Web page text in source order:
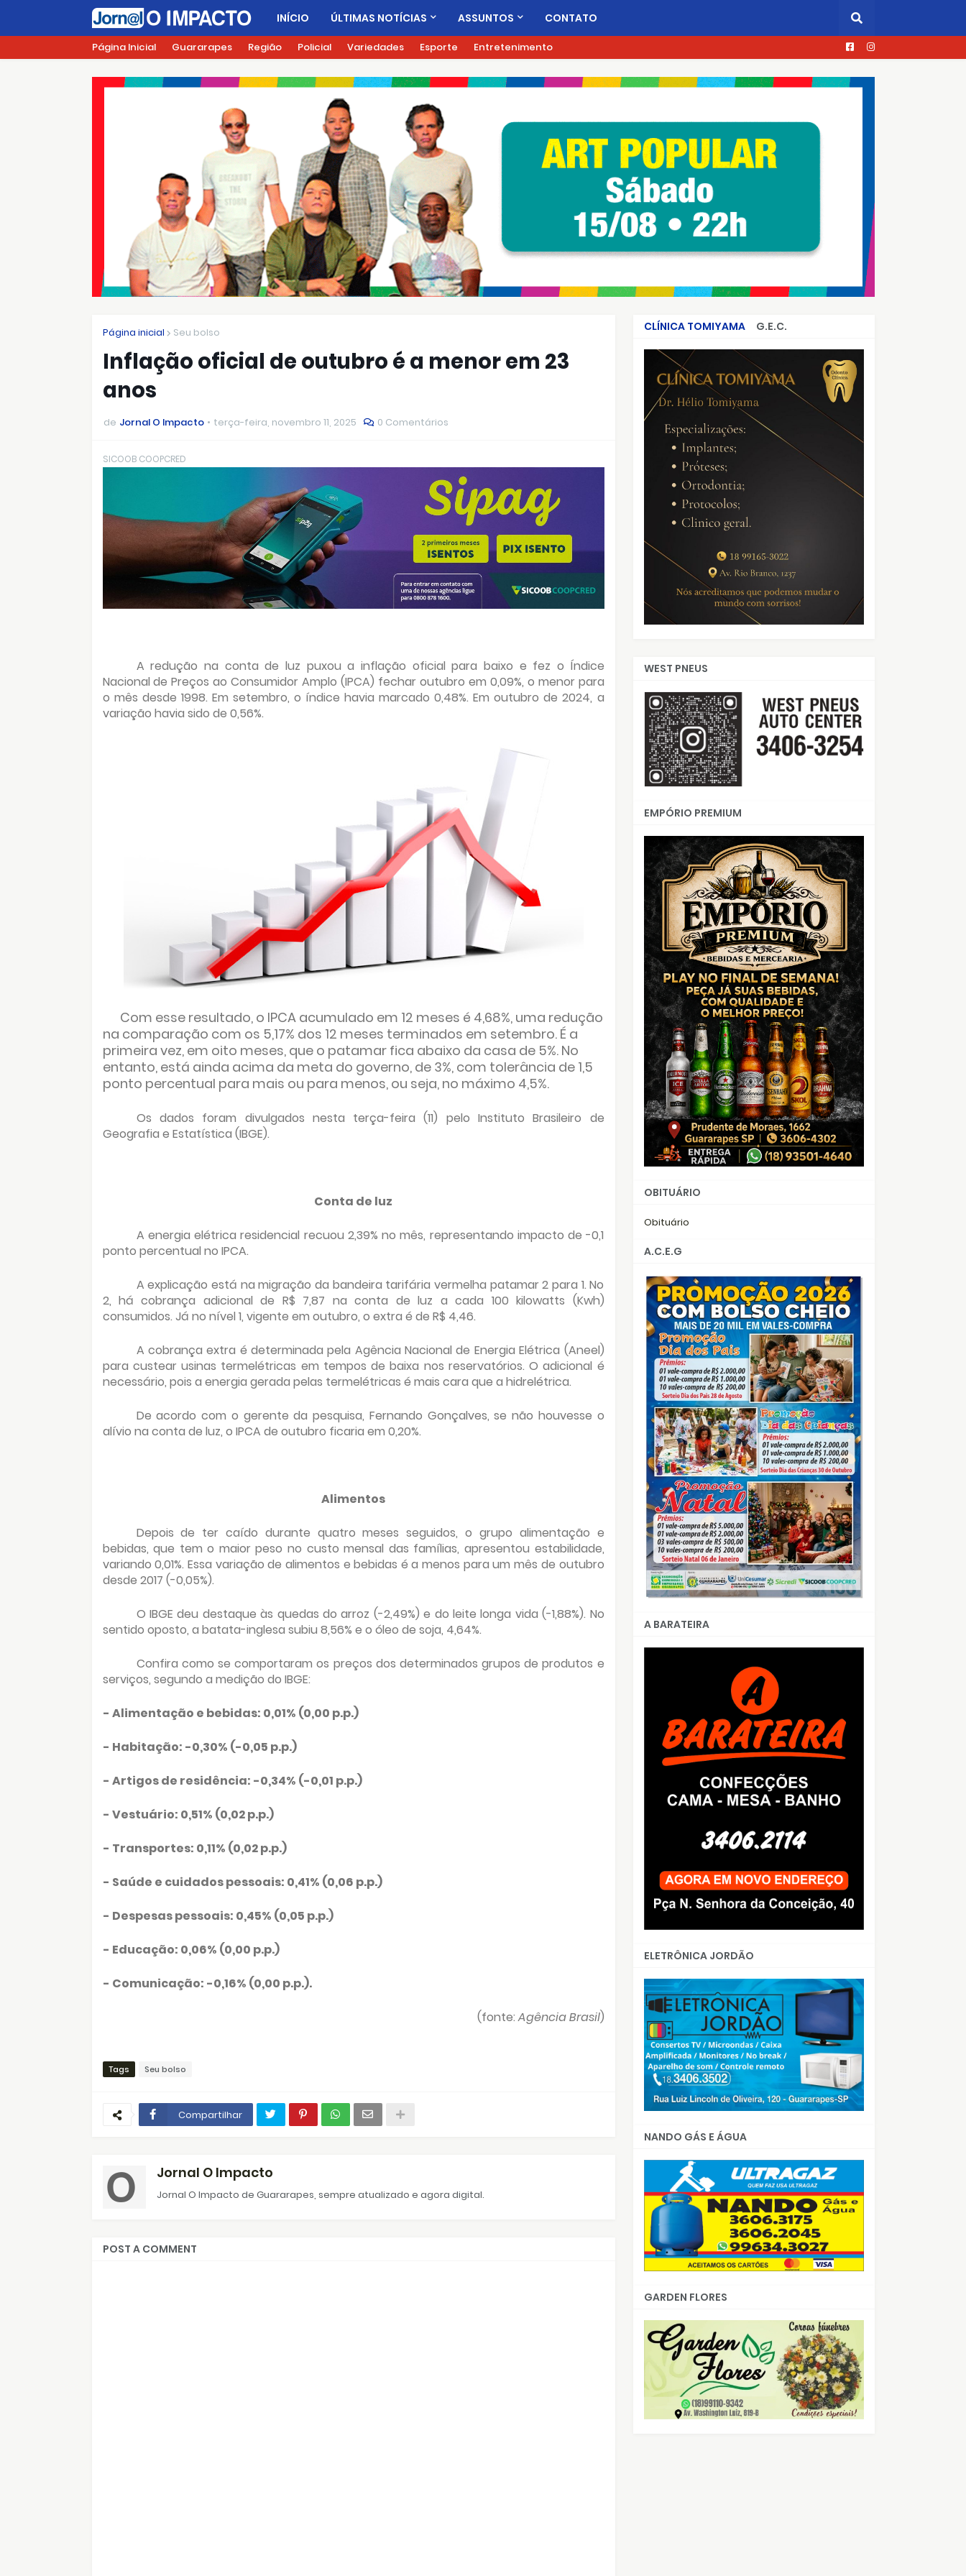
INÍCIO ÚLTIMAS NOTÍCIAS ASSUNTOS CONTATO
Página Inicial Guararapes Região Policial Variedades Esporte Entretenimento
Página inicial Seu bolso
Inflação oficial de outubro é a menor em 23
anos
de Jornal O Impacto terça-feira, novembro 11, 2025 0 Comentários
SICOOB COOPCRED
A redução na conta de luz puxou a inflação oficial para baixo e fez o Índice
Nacional de Preços ao Consumidor Amplo (IPCA) fechar outubro em 0,09%, o menor para
o mês desde 1998. Em setembro, o índice havia marcado 0,48%. Em outubro de 2024, a
variação havia sido de 0,56%.
Com esse resultado, o IPCA acumulado em 12 meses é 4,68%, uma redução
na comparação com os 5,17% dos 12 meses terminados em setembro. É a
primeira vez, em oito meses, que o patamar fica abaixo da casa de 5%. No
entanto, está ainda acima da meta do governo, de 3%, com tolerância de 1,5
ponto percentual para mais ou para menos, ou seja, no máximo 4,5%.
Os dados foram divulgados nesta terça-feira (11) pelo Instituto Brasileiro de
Geografia e Estatística (IBGE).
Conta de luz
A energia elétrica residencial recuou 2,39% no mês, representando impacto de -0,1
ponto percentual no IPCA.
A explicação está na migração da bandeira tarifária vermelha patamar 2 para 1. No
2, há cobrança adicional de R$ 7,87 na conta de luz a cada 100 kilowatts (Kwh)
consumidos. Já no nível 1, vigente em outubro, o extra é de R$ 4,46.
A cobrança extra é determinada pela Agência Nacional de Energia Elétrica (Aneel)
para custear usinas termelétricas em tempos de baixa nos reservatórios. O adicional é
necessário, pois a energia gerada pelas termelétricas é mais cara que a hidrelétrica.
De acordo com o gerente da pesquisa, Fernando Gonçalves, se não houvesse o
alívio na conta de luz, o IPCA de outubro ficaria em 0,20%.
Alimentos
Depois de ter caído durante quatro meses seguidos, o grupo alimentação e
bebidas, que tem o maior peso no custo mensal das famílias, apresentou estabilidade,
variando 0,01%. Essa variação de alimentos e bebidas é a menos para um mês de outubro
desde 2017 (-0,05%).
O IBGE deu destaque às quedas do arroz (-2,49%) e do leite longa vida (-1,88%). No
sentido oposto, a batata-inglesa subiu 8,56% e o óleo de soja, 4,64%.
Confira como se comportaram os preços dos determinados grupos de produtos e
serviços, segundo a medição do IBGE:
- Alimentação e bebidas: 0,01% (0,00 p.p.)
- Habitação: -0,30% (-0,05 p.p.)
- Artigos de residência: -0,34% (-0,01 p.p.)
- Vestuário: 0,51% (0,02 p.p.)
- Transportes: 0,11% (0,02 p.p.)
- Saúde e cuidados pessoais: 0,41% (0,06 p.p.)
- Despesas pessoais: 0,45% (0,05 p.p.)
- Educação: 0,06% (0,00 p.p.)
- Comunicação: -0,16% (0,00 p.p.).
(fonte:Agência Brasil)
Tags Seu bolso
Compartilhar
Jornal O Impacto
Jornal O Impacto de Guararapes, sempre atualizado e agora digital.
POST A COMMENT
CLÍNICA TOMIYAMA
G.E.C.
CRIMES QUE ABALARAM O BRASIL
WEST PNEUS
EMPÓRIO PREMIUM
OBITUÁRIO
Obituário
A.C.E.G
A BARATEIRA
ELETRÔNICA JORDÃO
NANDO GÁS E ÁGUA
GARDEN FLORES